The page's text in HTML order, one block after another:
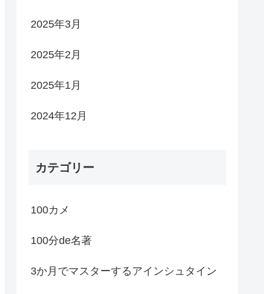
2025年3月
2025年2月
2025年1月
2024年12月
カテゴリー
100カメ
100分de名著
3か月でマスターするアインシュタイン